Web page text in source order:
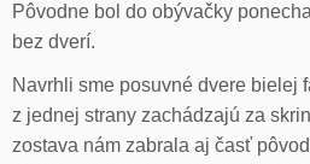
Pôvodne bol do obývačky
bez dverí.
Navrhli sme posuvné dvere bielej
z jednej strany zachádzajú za
zostava nám zabrala aj časť